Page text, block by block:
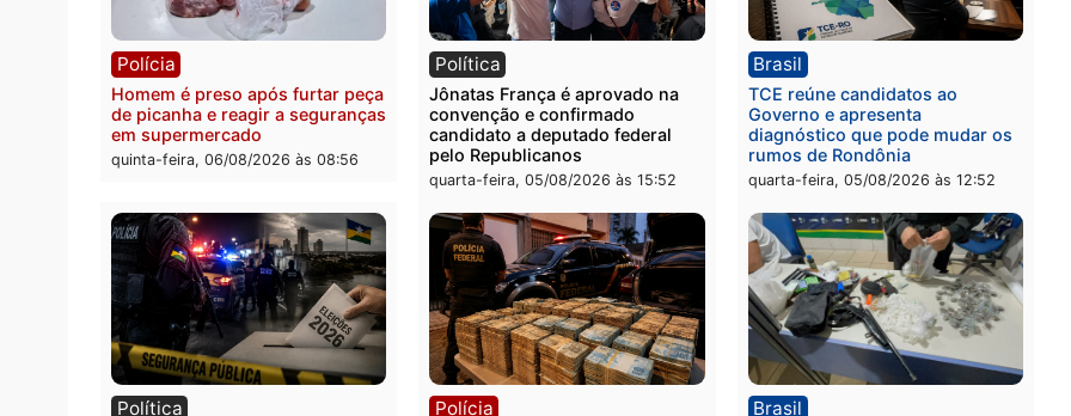
Polícia
Três suspeitos ligados a facção
criminosa são presos por
receptação e adulteração de
veículos em Porto Velho
Polícia
Homem é preso com drogas
durante ação da PM no
Castanheira
quinta-feira, 06/08/2026 às 09:02
Polícia Civil prende dois
por tortura, tráfico e
arma em Itapuã
quinta-feira, 06/08/2026 às